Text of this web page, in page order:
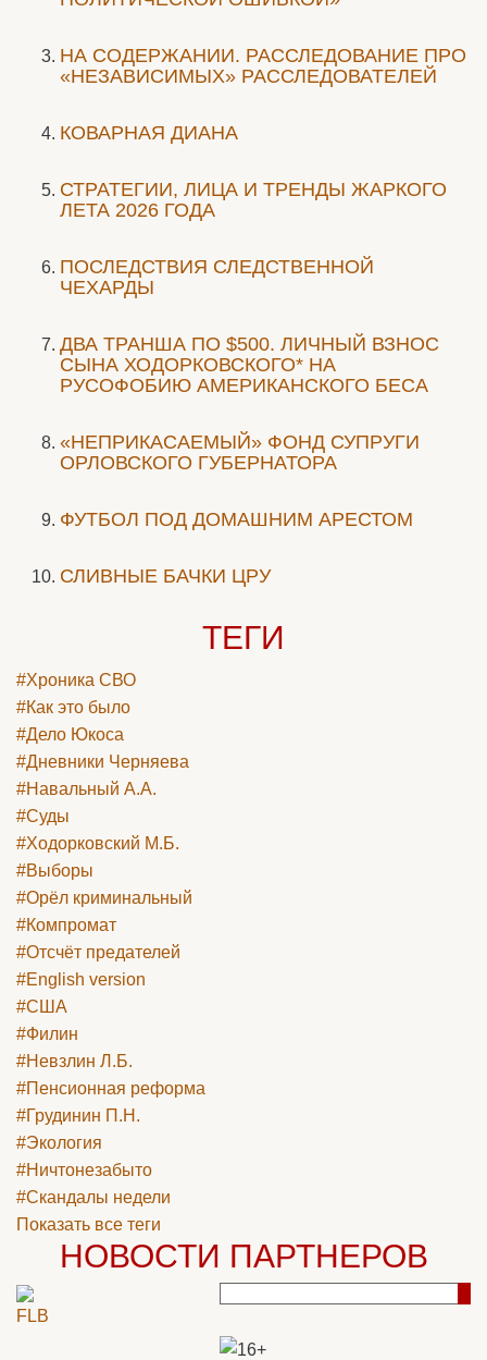
НА СОДЕРЖАНИИ. РАССЛЕДОВАНИЕ ПРО
«НЕЗАВИСИМЫХ» РАССЛЕДОВАТЕЛЕЙ
КОВАРНАЯ ДИАНА
СТРАТЕГИИ, ЛИЦА И ТРЕНДЫ ЖАРКОГО
ЛЕТА 2026 ГОДА
ПОСЛЕДСТВИЯ СЛЕДСТВЕННОЙ
ЧЕХАРДЫ
ДВА ТРАНША ПО $500. ЛИЧНЫЙ ВЗНОС
СЫНА ХОДОРКОВСКОГО* НА
РУСОФОБИЮ АМЕРИКАНСКОГО БЕСА
«НЕПРИКАСАЕМЫЙ» ФОНД СУПРУГИ
ОРЛОВСКОГО ГУБЕРНАТОРА
ФУТБОЛ ПОД ДОМАШНИМ АРЕСТОМ
СЛИВНЫЕ БАЧКИ ЦРУ
ТЕГИ
#Хроника СВО
#Как это было
#Дело Юкоса
#Дневники Черняева
#Навальный А.А.
#Суды
#Ходорковский М.Б.
#Выборы
#Орёл криминальный
#Компромат
#Отсчёт предателей
#English version
#США
#Филин
#Невзлин Л.Б.
#Пенсионная реформа
#Грудинин П.Н.
#Экология
#Ничтонезабыто
#Скандалы недели
Показать все теги
НОВОСТИ ПАРТНЕРОВ